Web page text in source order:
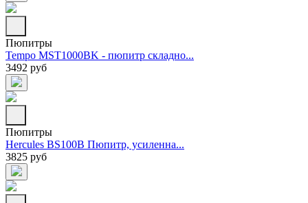
Пюпитры
Tempo MST1000BK - пюпитр складно...
3492 руб
Пюпитры
Hercules BS100B Пюпитр, усиленна...
3825 руб